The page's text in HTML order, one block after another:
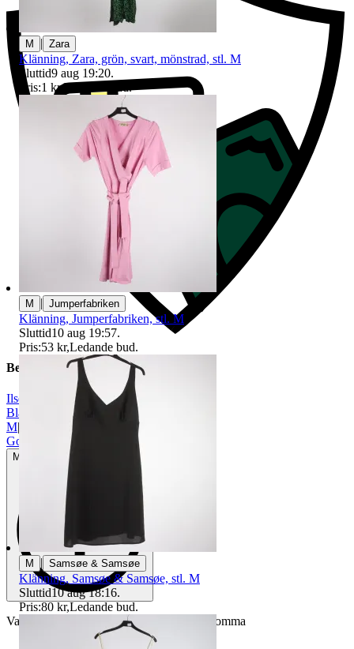
Beskrivning
Ilse Jacobsen
Blå
M|
Gott använt skick
Mindre tecken på användning
Varan är begagnad och defekter kan förekomma
M | Zara
Klänning, Zara, grön, svart, mönstrad, stl. M
Sluttid9 aug 19:20.
Pris:1 kr,Ledande bud.
M | Jumperfabriken
Klänning, Jumperfabriken, stl. M
Sluttid10 aug 19:57.
Pris:53 kr,Ledande bud.
M | Samsøe & Samsøe
Klänning, Samsøe & Samsøe, stl. M
Sluttid10 aug 18:16.
Pris:80 kr,Ledande bud.